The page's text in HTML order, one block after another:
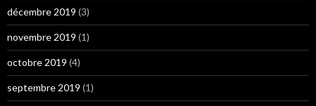
décembre 2019 (3)
novembre 2019 (1)
octobre 2019 (4)
septembre 2019 (1)